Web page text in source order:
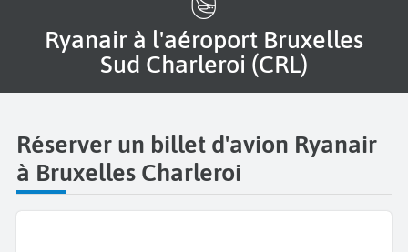
Ryanair à l'aéroport Bruxelles
Sud Charleroi (CRL)
Réserver un billet d'avion Ryanair
à Bruxelles Charleroi